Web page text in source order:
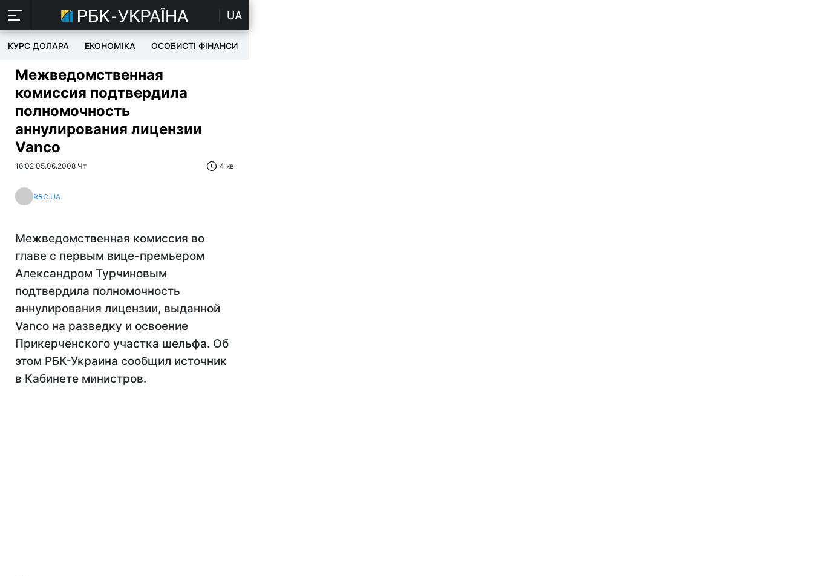
UA
КУРС ДОЛАРА ЕКОНОМІКА ОСОБИСТІ ФІНАНСИ
Межведомственная
комиссия подтвердила
полномочность
аннулирования лицензии
Vanco
16:02 05.06.2008 Чт 4 хв
RBC.UA
Межведомственная комиссия во
главе с первым вице-премьером
Александром Турчиновым
подтвердила полномочность
аннулирования лицензии, выданной
Vanco на разведку и освоение
Прикерченского участка шельфа. Об
этом РБК-Украина сообщил источник
в Кабинете министров.